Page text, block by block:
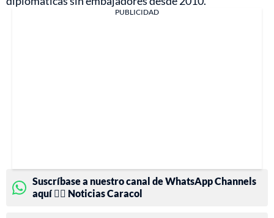
PUBLICIDAD
Suscríbase a nuestro canal de WhatsApp Channels
aquí 👉🏻 Noticias Caracol